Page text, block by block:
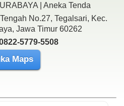
| Aneka Tenda
No.27, Tegalsari, Kec.
Jawa Timur 60262
5779-5508
Maps